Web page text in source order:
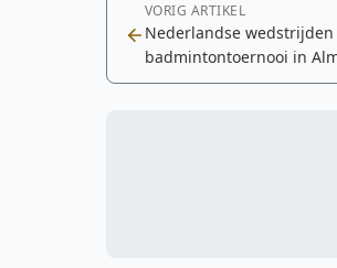
VORIG ARTIKEL
Nederlandse
badmintontoernooi in